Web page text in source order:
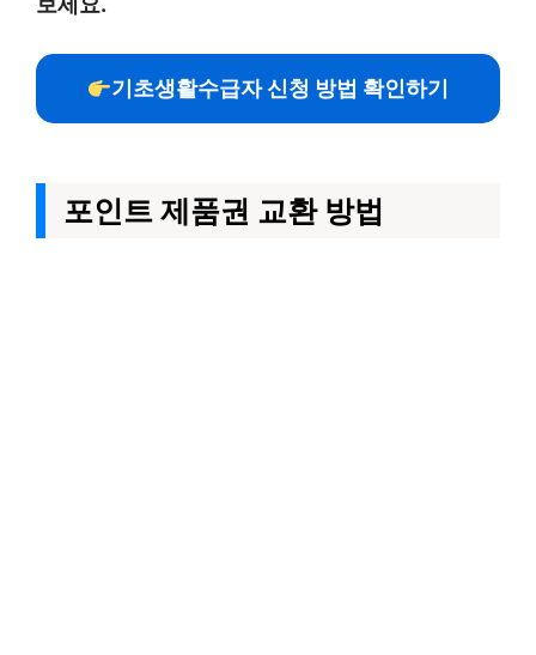
기초생활수급자 신청 방법 확인하기
포인트 제품권 교환 방법